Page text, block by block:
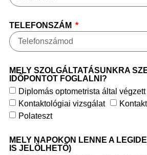
TELEFONSZÁM
MELY SZOLGÁLTATÁSUNKRA
IDŐPONTOT FOGLALNI?
Diplomás optometrista által
Kontaktológiai vizsgálat
Polateszt
MELY NAPOKON LENNE A
IS JELÖLHETŐ)